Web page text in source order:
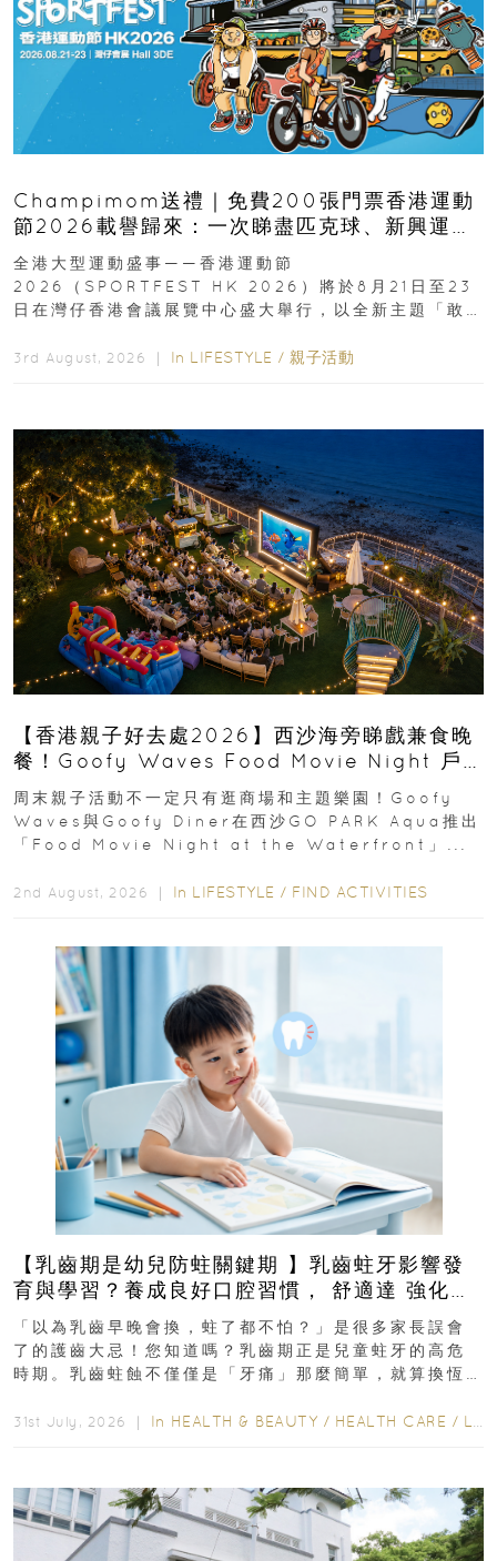
Champimom送禮｜免費200張門票香港運動
節2026載譽歸來：一次睇盡匹克球、新興運
動、街舞比賽＋逾百運動品牌展覽
全港大型運動盛事——香港運動節
2026（SPORTFEST HK 2026）將於8月21日至23
日在灣仔香港會議展覽中心盛大舉行，以全新主題「敢
3rd August, 2026 ｜ In LIFESTYLE / 親子活動
【香港親子好去處2026】西沙海旁睇戲兼食晚
餐！Goofy Waves Food Movie Night 戶
外影院逢週末登場
周末親子活動不一定只有逛商場和主題樂園！Goofy
Waves與Goofy Diner在西沙GO PARK Aqua推出
「Food Movie Night at the Waterfront」...
2nd August, 2026 ｜ In LIFESTYLE / FIND ACTIVITIES
【乳齒期是幼兒防蛀關鍵期 】乳齒蛀牙影響發
育與學習？養成良好口腔習慣， 舒適達 強化琺
瑯質 兒童牙膏防護指南
「以為乳齒早晚會換，蛀了都不怕？」是很多家長誤會
了的護齒大忌！您知道嗎？乳齒期正是兒童蛀牙的高危
時期。乳齒蛀蝕不僅僅是「牙痛」那麼簡單，就算換恆
31st July, 2026 ｜ In HEALTH & BEAUTY / HEALTH CARE / LIFESTYLE